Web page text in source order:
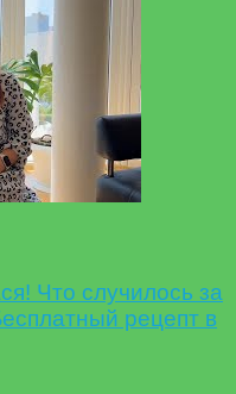
Что случилось за
рецепт в